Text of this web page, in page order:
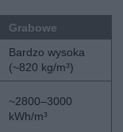
Grabowe
Bardzo wysoka
(~820 kg/m³)
~2800–3000
kWh/m³